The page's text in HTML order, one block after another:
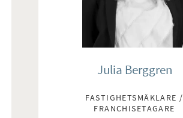
Julia Berggren
FASTIGHETSMÄKLARE /
FRANCHISETAGARE